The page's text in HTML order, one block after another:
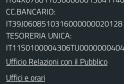
CC.BANCARIO:
IT39J0608510316000000020128
TESORERIA UNICA:
IT11S0100004306TU0000000404
Ufficio Relazioni con il Pubblico
Uffici e orari